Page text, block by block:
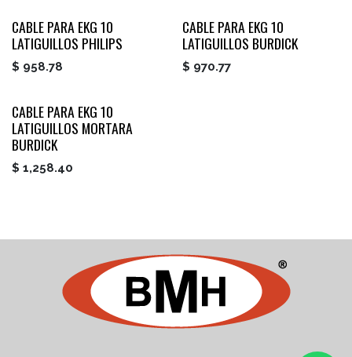
CABLE PARA EKG 10
LATIGUILLOS PHILIPS
$ 958.78
CABLE PARA EKG 10
LATIGUILLOS BURDICK
$ 970.77
CABLE PARA EKG 10
LATIGUILLOS MORTARA
BURDICK
$ 1,258.40